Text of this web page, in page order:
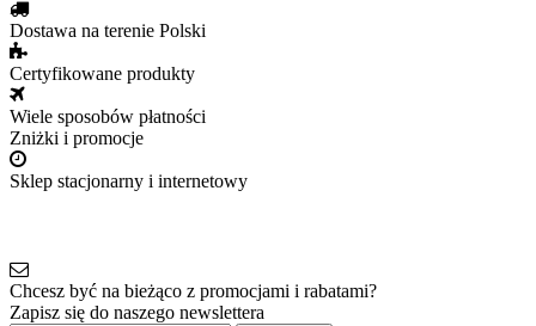
Dostawa na terenie Polski
Certyfikowane produkty
Wiele sposobów płatności
Zniżki i promocje
Sklep stacjonarny i internetowy
Chcesz być na bieżąco z promocjami i rabatami?
Zapisz się do naszego newslettera